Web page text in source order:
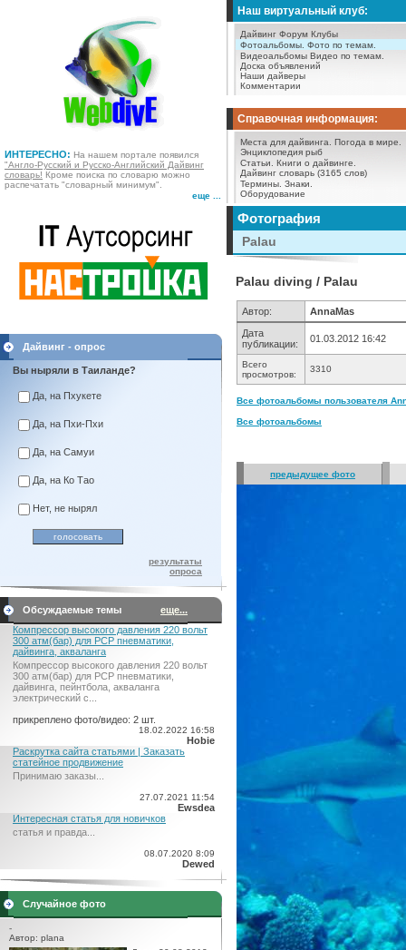
ИНТЕРЕСНО: На нашем портале появился
"Англо-Русский и Русско-Английский Дайвинг
словарь! Кроме поиска по словарю можно
распечатать "словарный минимум".
еще ...
Наш виртуальный клуб:
Дайвинг Форум Клубы
Фотоальбомы. Фото по темам.
Видеоальбомы Видео по темам.
Доска объявлений
Наши дайверы
Комментарии
Справочная информация:
Места для дайвинга.
Погода в мире.
Энциклопедия рыб
Статьи.
Книги о дайвинге.
Дайвинг словарь (3165 слов)
Термины. Знаки.
Оборудование
Дайвинг - опрос
Вы ныряли в Таиланде?
Да, на Пхукете
Да, на Пхи-Пхи
Да, на Самуи
Да, на Ко Тао
Нет, не нырял
результаты
опроса
Обсуждаемые темы
еще...
Компрессор высокого давления 220 вольт
300 атм(бар) для PCP пневматики,
дайвинга, акваланга
Компрессор высокого давления 220 вольт
300 атм(бар) для PCP пневматики,
дайвинга, пейнтбола, акваланга
электрический c...
прикреплено фото/видео: 2 шт.
18.02.2022 16:58
Hobie
Раскрутка сайта статьями | Заказать
статейное продвижение
Принимаю заказы...
27.07.2021 11:54
Ewsdea
Интересная статья для новичков
статья и правда...
08.07.2020 8:09
Dewed
Случайное фото
-
Автор: plana
Фотография
Palau
Palau diving / Palau
Автор:
AnnaMas
Дата
публикации:
01.03.2012 16:42
Всего
просмотров:
3310
Все фотоальбомы пользователя
Все фотоальбомы
предыдущее фото